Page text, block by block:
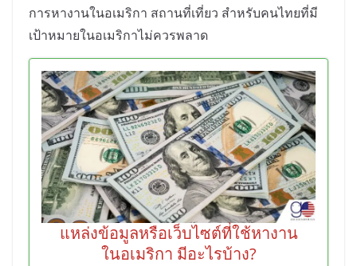
การหางานในอเมริกา สถานที่เที่ยว สำหรับคนไทยที่มี
เป้าหมายในอเมริกาไม่ควรพลาด
แหล่งข้อมูลหรือเว็บไซต์ที่ใช้หางาน
ในอเมริกา มีอะไรบ้าง?